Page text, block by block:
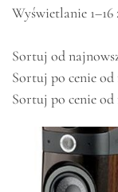
Wyświetlanie
Sortuj od
Sortuj po cenie od
Sortuj po cenie od